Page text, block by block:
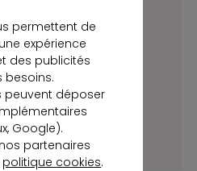
2014
2010
permettent de
expérience
des publicités
besoins.
peuvent déposer
Google).
partenaires
politique cookies.